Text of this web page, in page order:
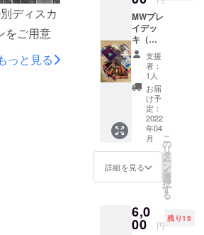
shorts/io
ディスカ
をご用意
ティング
ちを笑
て、ぜ
っと見る
MWプレ
イデッ
キ（収
録カー
ド55種
類予
定）1個
セット
(山札を
半分に
分けて
遊んで
いただ
ければ
と思い
円
支援
者：
1人
お届
け予
定：
2022
年04
月
詳細を見る
こ
の
リ
タ
ー
ン
を
選
択
す
る
6,0
00 円
残り15